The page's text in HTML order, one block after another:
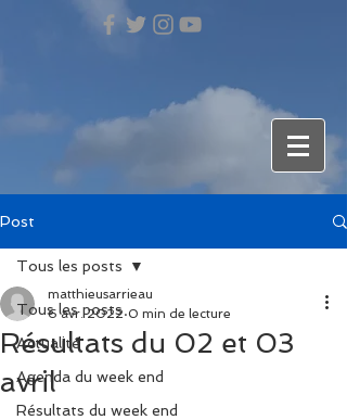
Post
Tous les posts
Actualité
Agenda du week end
Résultats du week end
Tous les posts
Résultats du 02 et 03
avril
matthieusarrieau
6 avr. 2022 0 min de lecture